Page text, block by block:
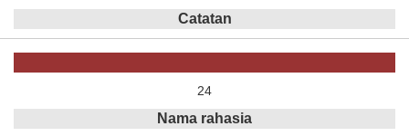
Catatan
24
Nama rahasia